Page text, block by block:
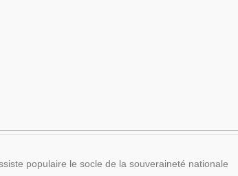
populaire le socle de la souveraineté nationale